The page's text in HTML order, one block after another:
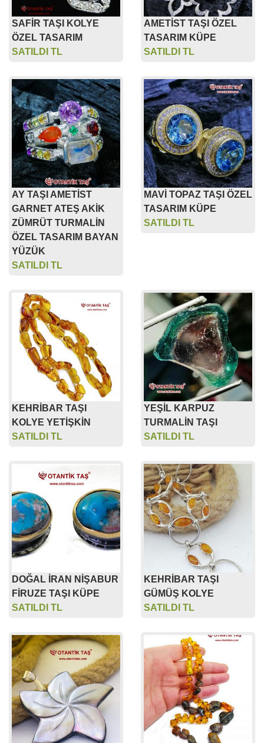
SAFİR TAŞI KOLYE
ÖZEL TASARIM
SATILDI TL
AMETİST TAŞI ÖZEL
TASARIM KÜPE
SATILDI TL
AY TAŞI AMETİST
GARNET ATEŞ AKİK
ZÜMRÜT TURMALİN
ÖZEL TASARIM BAYAN
YÜZÜK
SATILDI TL
MAVİ TOPAZ TAŞI ÖZEL
TASARIM KÜPE
SATILDI TL
KEHRİBAR TAŞI
KOLYE YETİŞKİN
SATILDI TL
YEŞİL KARPUZ
TURMALİN TAŞI
SATILDI TL
DOĞAL İRAN NİŞABUR
FİRUZE TAŞI KÜPE
SATILDI TL
KEHRİBAR TAŞI
GÜMÜŞ KOLYE
SATILDI TL